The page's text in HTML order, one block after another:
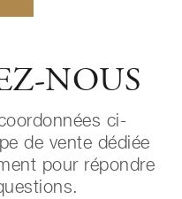
NOUS
ci-
de vente dédiée
pour répondre